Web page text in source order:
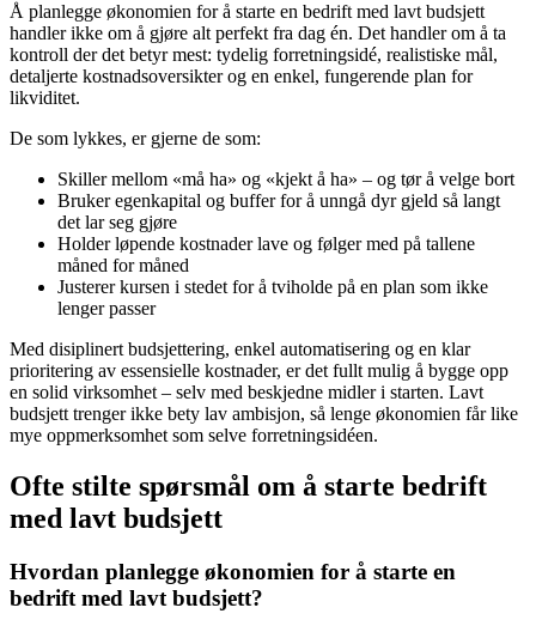
Å planlegge økonomien for å starte en bedrift med lavt budsjett
handler ikke om å gjøre alt perfekt fra dag én. Det handler om å ta
kontroll der det betyr mest: tydelig forretningsidé, realistiske mål,
detaljerte kostnadsoversikter og en enkel, fungerende plan for
likviditet.
De som lykkes, er gjerne de som:
Skiller mellom «må ha» og «kjekt å ha» – og tør å velge bort
Bruker egenkapital og buffer for å unngå dyr gjeld så langt
det lar seg gjøre
Holder løpende kostnader lave og følger med på tallene
måned for måned
Justerer kursen i stedet for å tviholde på en plan som ikke
lenger passer
Med disiplinert budsjettering, enkel automatisering og en klar
prioritering av essensielle kostnader, er det fullt mulig å bygge opp
en solid virksomhet – selv med beskjedne midler i starten. Lavt
budsjett trenger ikke bety lav ambisjon, så lenge økonomien får like
mye oppmerksomhet som selve forretningsidéen.
Ofte stilte spørsmål om å starte bedrift
med lavt budsjett
Hvordan planlegge økonomien for å starte en
bedrift med lavt budsjett?